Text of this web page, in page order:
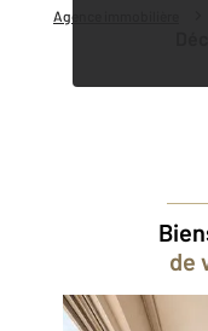
Agence immobilière
de